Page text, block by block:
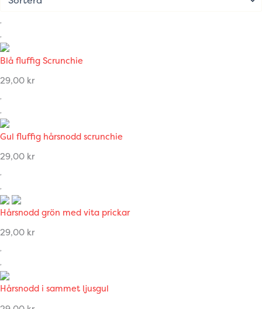
Blå fluffig Scrunchie
29,00 kr
Gul fluffig hårsnodd scrunchie
29,00 kr
Hårsnodd grön med vita prickar
29,00 kr
Hårsnodd i sammet ljusgul